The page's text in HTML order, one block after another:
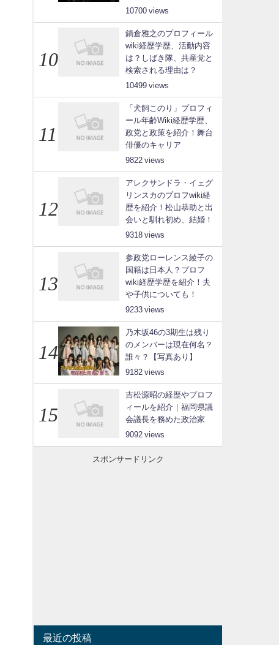
10700
鍋倉雅之のプロフィール
wiki経歴学歴、活動内容
は？しばき隊、共産党と
検索される理由は？
10499
「犬飼このり」プロフィ
ール年齢Wiki経歴学歴、
政党と政策を紹介！舞台
俳優のキャリア
9822
アレクサンドラ・イェグ
リンスカのプロフwiki経
歴を紹介！松山恭助と出
会いと馴れ初め、結婚！
9318
参政党ローレンス綾子の
国籍は日本人？プロフ
wiki経歴学歴を紹介！夫
や子供についても！
9233
乃木坂46の3期生は残り
のメンバーは現在何名？
誰々？【写真あり】
9182
吉松源昭の経歴やプロフ
ィールを紹介｜福岡県議
会議長を務めた政治家
9092
スポンサードリンク
最近の投稿